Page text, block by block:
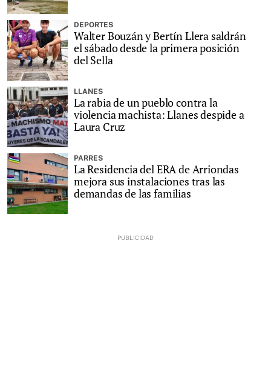
DEPORTES
Walter Bouzán y Bertín Llera saldrán
el sábado desde la primera posición
del Sella
LLANES
La rabia de un pueblo contra la
violencia machista: Llanes despide a
Laura Cruz
PARRES
La Residencia del ERA de Arriondas
mejora sus instalaciones tras las
demandas de las familias